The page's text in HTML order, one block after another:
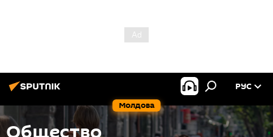
Молдова
РУС